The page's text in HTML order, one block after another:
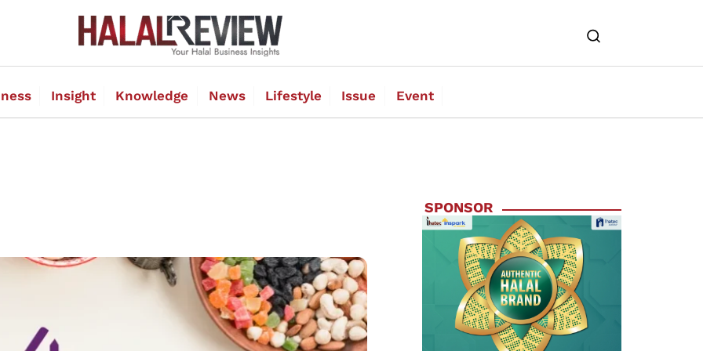
Insight Knowledge News Lifestyle Issue Event
SPONSOR
To
Top